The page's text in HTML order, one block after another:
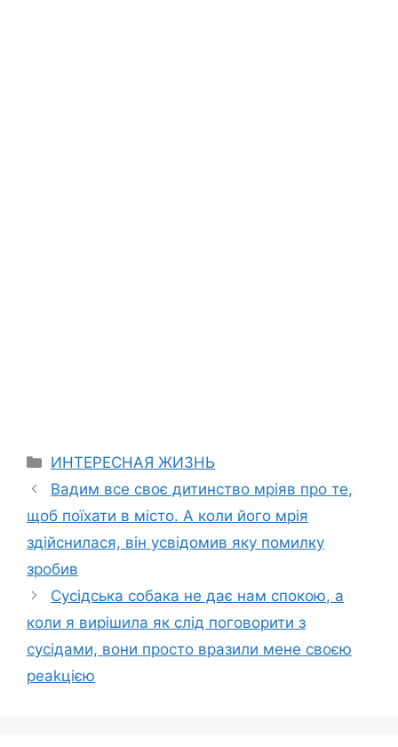
Categories
ИНТЕРЕСНАЯ ЖИЗНЬ
Вадим все своє дитинство мріяв про те,
щоб поїхати в місто. А коли його мрія
здійснилася, він усвідомив яку помилку
зробив
Сусідська собака не дає нам спокою, а
коли я вирішила як слід поговорити з
сусідами, вони просто вразили мене своєю
реаkцією